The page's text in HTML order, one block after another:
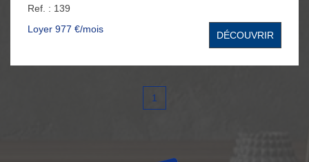
équipée, de 3 chambres, d'une salle de bain avec
baignoire - douche et WC. Parking collectif. Ligne de
tramway 2 à proximité - arrêt de Tram Le mail des Abbès.
Loyer de 976,81€ charges comprises (dont 80€ de
charges). Les honoraires sont de 700€ (dont 200€ pour
Ref. : 139
Loyer 977 €/mois
DÉCOUVRIR
1